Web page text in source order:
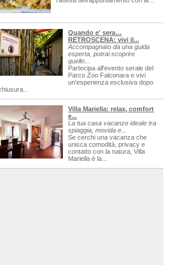
Quando e' sera…
RETROSCENA: vivi il...
Accompagnato da una guida
esperta, potrai scoprire
quello...
Partecipa all'evento serale del
Parco Zoo Falconara e vivi
un'esperienza esclusiva dopo
Villa Mariella: relax, comfort
e...
La tua casa vacanze ideale tra
spiaggia, movida e...
Se cerchi una vacanza che
unisca comodità, privacy e
contatto con la natura, Villa
Mariella è la...